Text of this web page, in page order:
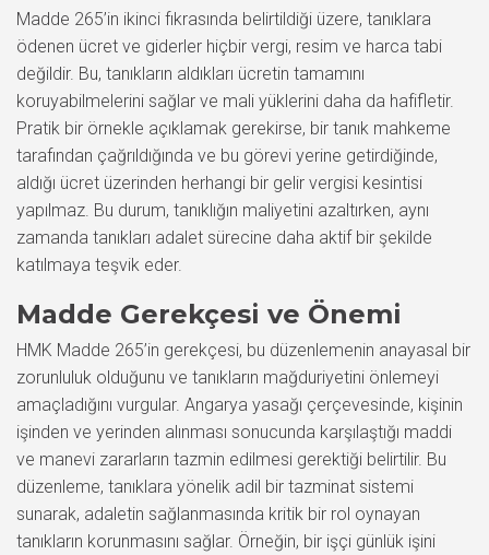
Madde 265’in ikinci fıkrasında belirtildiği üzere, tanıklara
ödenen ücret ve giderler hiçbir vergi, resim ve harca tabi
değildir. Bu, tanıkların aldıkları ücretin tamamını
koruyabilmelerini sağlar ve mali yüklerini daha da hafifletir.
Pratik bir örnekle açıklamak gerekirse, bir tanık mahkeme
tarafından çağrıldığında ve bu görevi yerine getirdiğinde,
aldığı ücret üzerinden herhangi bir gelir vergisi kesintisi
yapılmaz. Bu durum, tanıklığın maliyetini azaltırken, aynı
zamanda tanıkları adalet sürecine daha aktif bir şekilde
katılmaya teşvik eder.
Madde Gerekçesi ve Önemi
HMK Madde 265’in gerekçesi, bu düzenlemenin anayasal bir
zorunluluk olduğunu ve tanıkların mağduriyetini önlemeyi
amaçladığını vurgular. Angarya yasağı çerçevesinde, kişinin
işinden ve yerinden alınması sonucunda karşılaştığı maddi
ve manevi zararların tazmin edilmesi gerektiği belirtilir. Bu
düzenleme, tanıklara yönelik adil bir tazminat sistemi
sunarak, adaletin sağlanmasında kritik bir rol oynayan
tanıkların korunmasını sağlar. Örneğin, bir işçi günlük işini